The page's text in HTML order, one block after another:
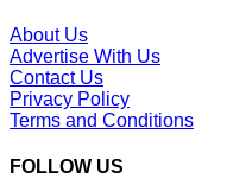
About Us
Advertise With Us
Contact Us
Privacy Policy
Terms and Conditions
FOLLOW US